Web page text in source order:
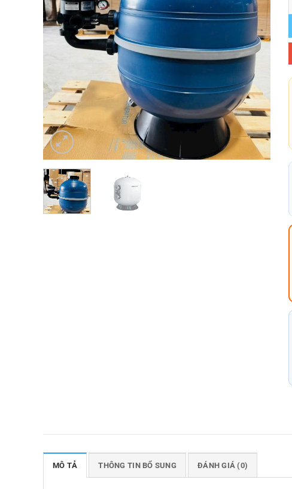
MÔ TẢ THÔNG TIN BỔ SUNG ĐÁNH GIÁ (0)